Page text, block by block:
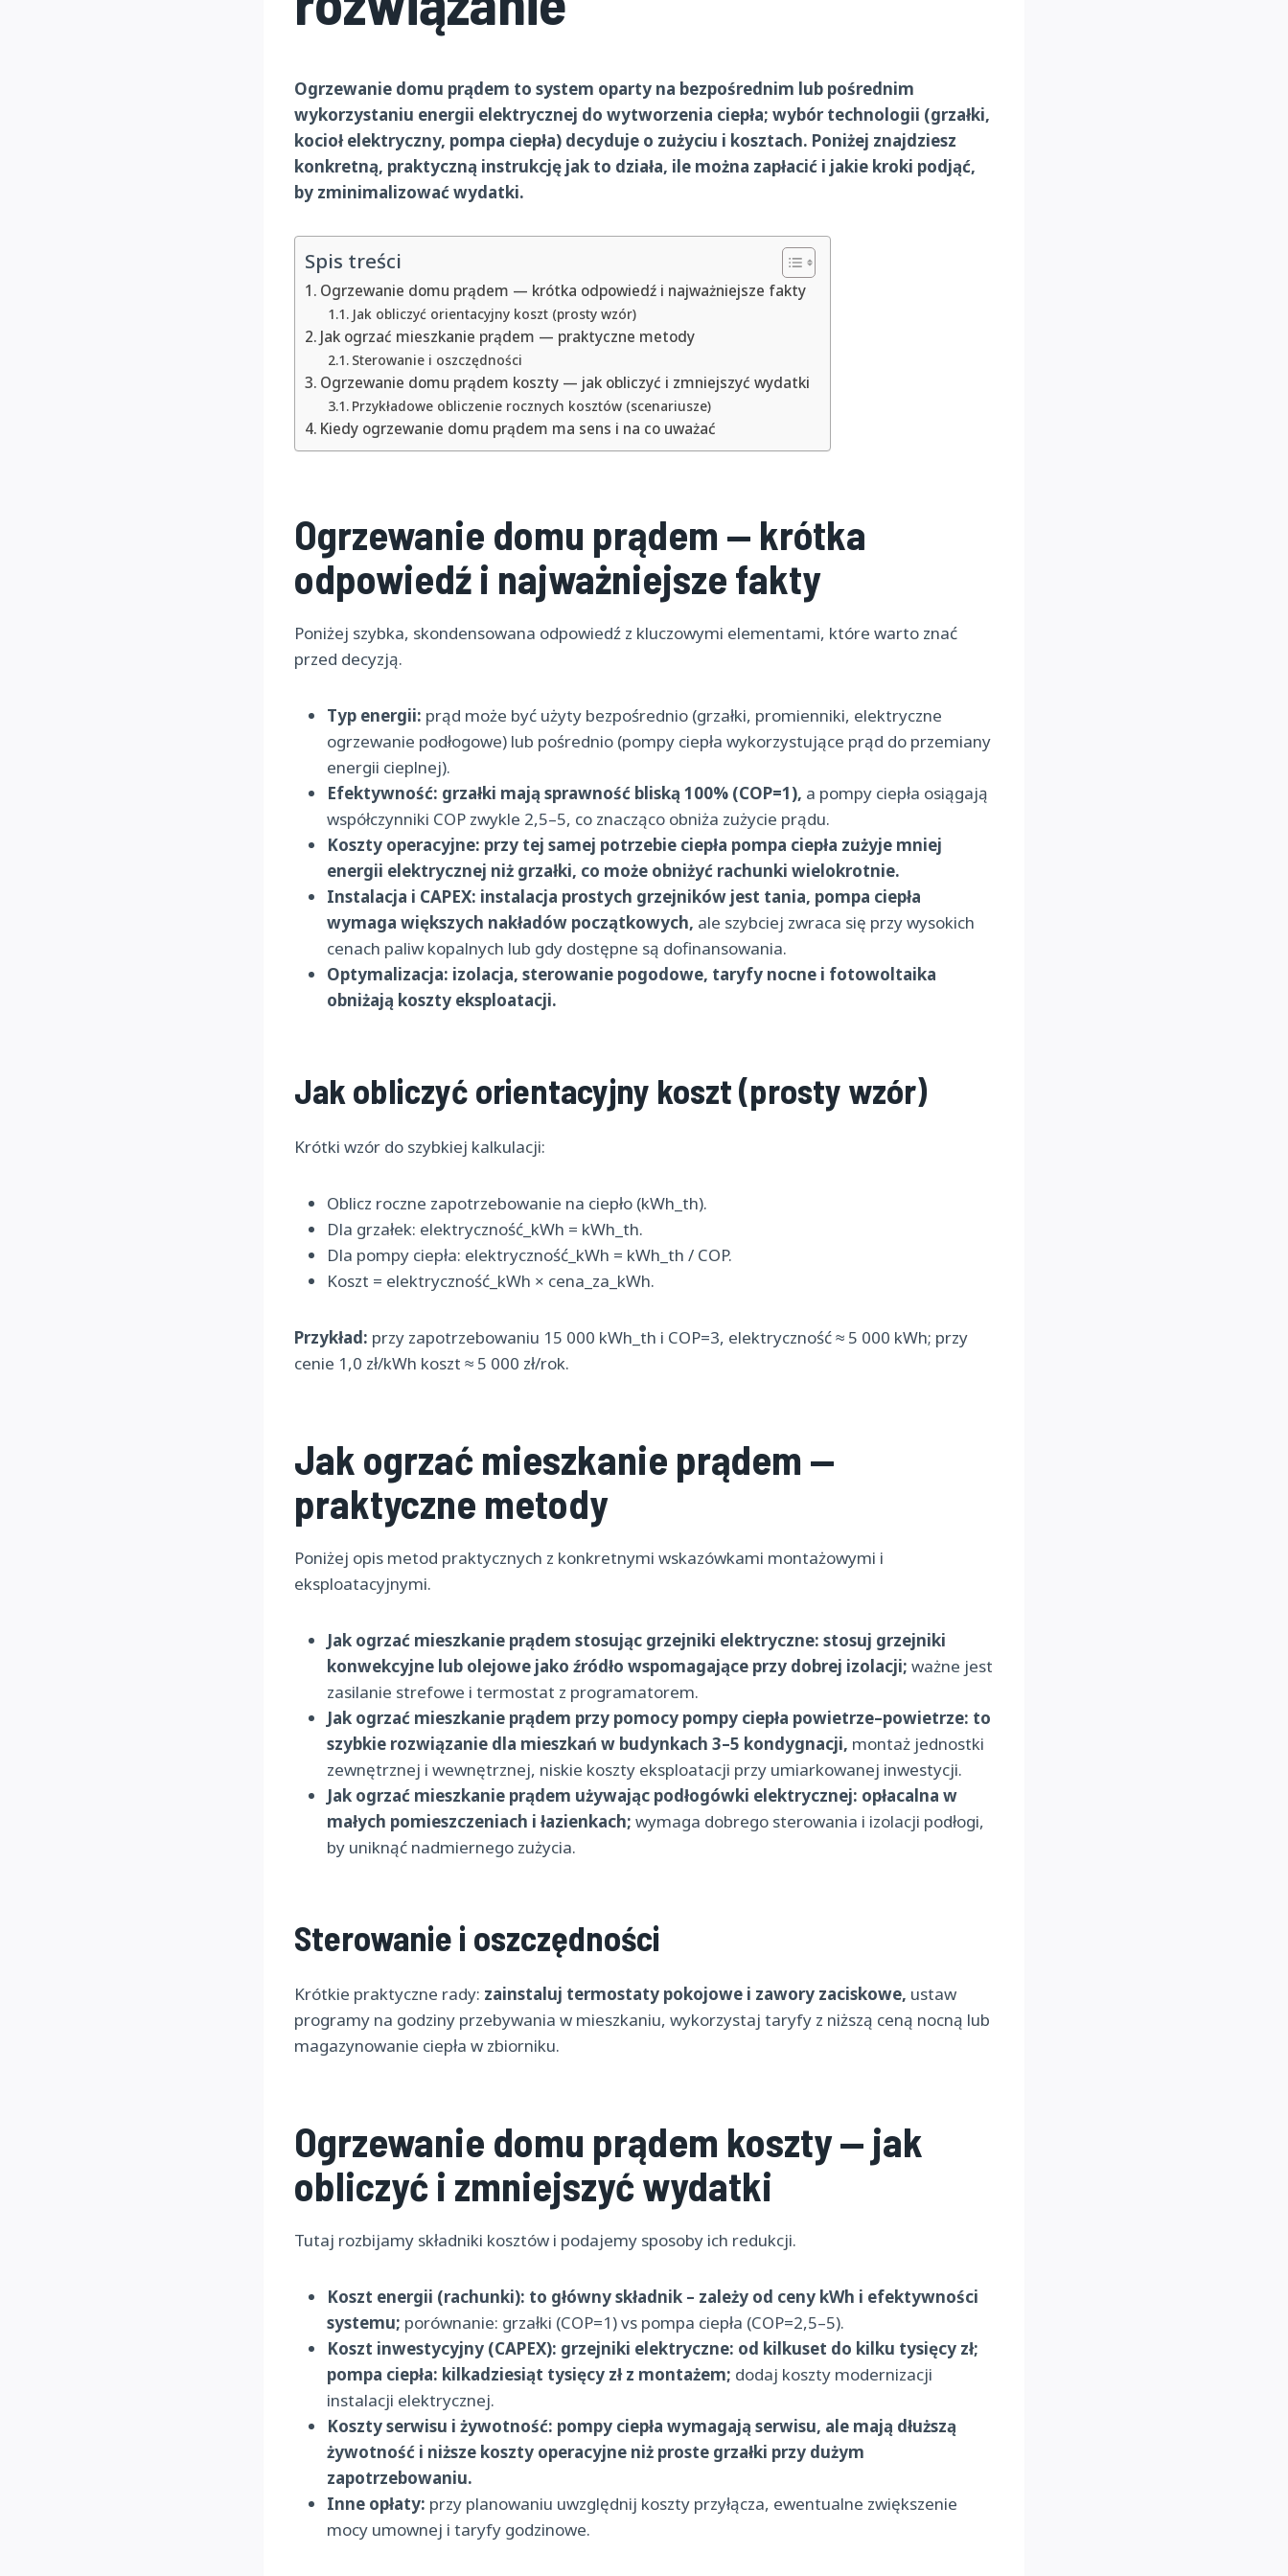
Ogrzewanie domu prądem to system oparty na bezpośrednim lub pośrednim
wykorzystaniu energii elektrycznej do wytworzenia ciepła; wybór technologii (grzałki,
kocioł elektryczny, pompa ciepła) decyduje o zużyciu i kosztach. Poniżej znajdziesz
konkretną, praktyczną instrukcję jak to działa, ile można zapłacić i jakie kroki podjąć,
by zminimalizować wydatki.
Spis treści
Ogrzewanie domu prądem — krótka odpowiedź i najważniejsze fakty
Jak obliczyć orientacyjny koszt (prosty wzór)
Jak ogrzać mieszkanie prądem — praktyczne metody
Sterowanie i oszczędności
Ogrzewanie domu prądem koszty — jak obliczyć i zmniejszyć wydatki
Przykładowe obliczenie rocznych kosztów (scenariusze)
Kiedy ogrzewanie domu prądem ma sens i na co uważać
Ogrzewanie domu prądem — krótka
odpowiedź i najważniejsze fakty
Poniżej szybka, skondensowana odpowiedź z kluczowymi elementami, które warto znać
przed decyzją.
Typ energii: prąd może być użyty bezpośrednio (grzałki, promienniki, elektryczne
ogrzewanie podłogowe) lub pośrednio (pompy ciepła wykorzystujące prąd do przemiany
energii cieplnej).
Efektywność: grzałki mają sprawność bliską 100% (COP=1), a pompy ciepła osiągają
współczynniki COP zwykle 2,5–5, co znacząco obniża zużycie prądu.
Koszty operacyjne: przy tej samej potrzebie ciepła pompa ciepła zużyje mniej
energii elektrycznej niż grzałki, co może obniżyć rachunki wielokrotnie.
Instalacja i CAPEX: instalacja prostych grzejników jest tania, pompa ciepła
wymaga większych nakładów początkowych, ale szybciej zwraca się przy wysokich
cenach paliw kopalnych lub gdy dostępne są dofinansowania.
Optymalizacja: izolacja, sterowanie pogodowe, taryfy nocne i fotowoltaika
obniżają koszty eksploatacji.
Jak obliczyć orientacyjny koszt (prosty wzór)
Krótki wzór do szybkiej kalkulacji:
Oblicz roczne zapotrzebowanie na ciepło (kWh_th).
Dla grzałek: elektryczność_kWh = kWh_th.
Dla pompy ciepła: elektryczność_kWh = kWh_th / COP.
Koszt = elektryczność_kWh × cena_za_kWh.
Przykład: przy zapotrzebowaniu 15 000 kWh_th i COP=3, elektryczność ≈ 5 000 kWh; przy
cenie 1,0 zł/kWh koszt ≈ 5 000 zł/rok.
Jak ogrzać mieszkanie prądem —
praktyczne metody
Poniżej opis metod praktycznych z konkretnymi wskazówkami montażowymi i
eksploatacyjnymi.
Jak ogrzać mieszkanie prądem stosując grzejniki elektryczne: stosuj grzejniki
konwekcyjne lub olejowe jako źródło wspomagające przy dobrej izolacji; ważne jest
zasilanie strefowe i termostat z programatorem.
Jak ogrzać mieszkanie prądem przy pomocy pompy ciepła powietrze–powietrze: to
szybkie rozwiązanie dla mieszkań w budynkach 3–5 kondygnacji, montaż jednostki
zewnętrznej i wewnętrznej, niskie koszty eksploatacji przy umiarkowanej inwestycji.
Jak ogrzać mieszkanie prądem używając podłogówki elektrycznej: opłacalna w
małych pomieszczeniach i łazienkach; wymaga dobrego sterowania i izolacji podłogi,
by uniknąć nadmiernego zużycia.
Sterowanie i oszczędności
Krótkie praktyczne rady: zainstaluj termostaty pokojowe i zawory zaciskowe, ustaw
programy na godziny przebywania w mieszkaniu, wykorzystaj taryfy z niższą ceną nocną lub
magazynowanie ciepła w zbiorniku.
Ogrzewanie domu prądem koszty — jak
obliczyć i zmniejszyć wydatki
Tutaj rozbijamy składniki kosztów i podajemy sposoby ich redukcji.
Koszt energii (rachunki): to główny składnik – zależy od ceny kWh i efektywności
systemu; porównanie: grzałki (COP=1) vs pompa ciepła (COP=2,5–5).
Koszt inwestycyjny (CAPEX): grzejniki elektryczne: od kilkuset do kilku tysięcy zł;
pompa ciepła: kilkadziesiąt tysięcy zł z montażem; dodaj koszty modernizacji
instalacji elektrycznej.
Koszty serwisu i żywotność: pompy ciepła wymagają serwisu, ale mają dłuższą
żywotność i niższe koszty operacyjne niż proste grzałki przy dużym
zapotrzebowaniu.
Inne opłaty: przy planowaniu uwzględnij koszty przyłącza, ewentualne zwiększenie
mocy umownej i taryfy godzinowe.